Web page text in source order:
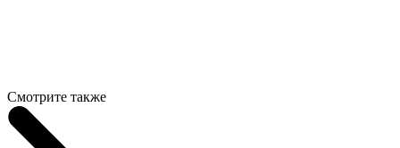
Смотрите также